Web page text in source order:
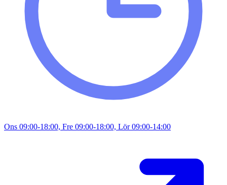
Ons 09:00-18:00, Fre 09:00-18:00, Lör 09:00-14:00